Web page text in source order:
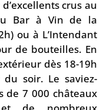
crus au
Bar à Vin de la
ou à L’Intendant
de bouteilles. En
dès 18-19h
soir. Le saviez-
de 7 000 châteaux